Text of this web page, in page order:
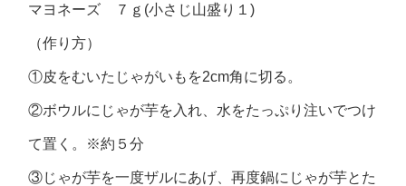
マヨネーズ ７ｇ(小さじ山盛り１)
（作り方）
①皮をむいたじゃがいもを2cm角に切る。
②ボウルにじゃが芋を入れ、水をたっぷり注いでつけ
て置く。※約５分
③じゃが芋を一度ザルにあげ、再度鍋にじゃが芋とた